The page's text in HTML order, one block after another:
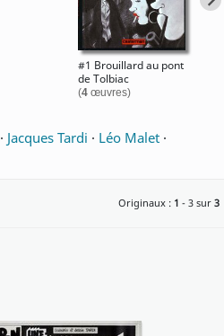
#1 Brouillard au pont
de Tolbiac
(4 œuvres)
· Jacques Tardi · Léo Malet ·
Originaux : 1 - 3 sur 3